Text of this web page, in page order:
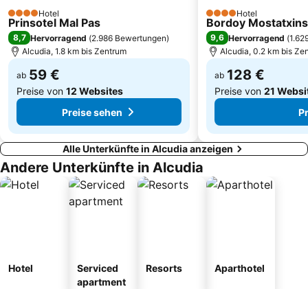
Cala Molins
Höhlen von Campanet
Banc de Sóller
Cala Barques
Torrent de Pareis
Calle de Sa lluna
4 SterneHotel
Prinsotel Mal Pas
8,7 Hervorragend (2.986 Bewertungen)
Alcudia, 1.8 km bis Zentrum
ab 59 €
Preise von 12 Websites
Preise sehen
4 SterneHotel
Bordoy
9,6 Hervorragend (
Alcudia, 0.2 km bis
ab 128 €
Preise von 21
Alle Unterkünfte in Alcudia anzeigen
Andere Unterkünfte in Alcudia
Hotel
Serviced
apartment
Resorts Aparthotel